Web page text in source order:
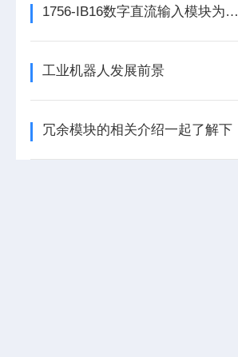
1756-IB16数字直流输入模块为整个自动化系统提供精准的数据支撑
工业机器人发展前景
冗余模块的相关介绍一起了解下